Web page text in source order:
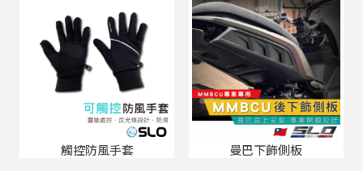
觸控防風手套 曼巴下飾側板